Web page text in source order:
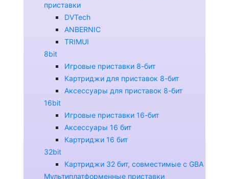
приставки
DVTech
ANBERNIC
TRIMUI
8bit
Игровые приставки 8-бит
Картриджи для приставок 8-бит
Аксессуары для приставок 8-бит
16bit
Игровые приставки 16-бит
Аксессуары 16 бит
Картриджи 16 бит
32bit
Картриджи 32 бит, совместимые с GBA
Мультиплатформенные приставки